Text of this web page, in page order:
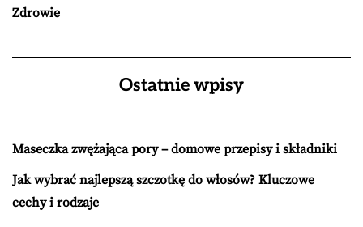
Zdrowie
Ostatnie wpisy
Maseczka zwężająca pory – domowe przepisy i składniki
Jak wybrać najlepszą szczotkę do włosów? Kluczowe
cechy i rodzaje